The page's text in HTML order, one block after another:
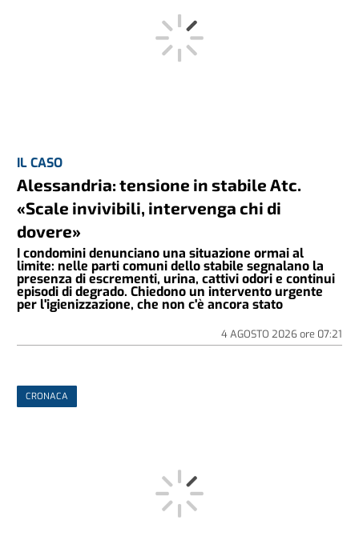
IL CASO
Alessandria: tensione in stabile Atc.
«Scale invivibili, intervenga chi di
dovere»
I condomini denunciano una situazione ormai al
limite: nelle parti comuni dello stabile segnalano la
presenza di escrementi, urina, cattivi odori e continui
episodi di degrado. Chiedono un intervento urgente
per l'igienizzazione, che non c'è ancora stato
4 AGOSTO 2026ore 07:21
CRONACA